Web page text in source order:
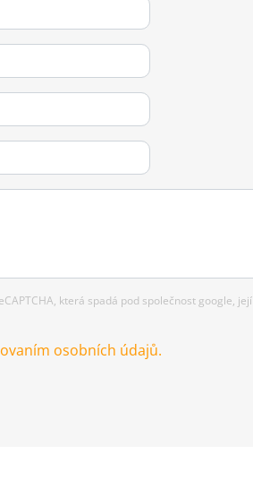
která spadá pod společnost google, její
osobních údajů.